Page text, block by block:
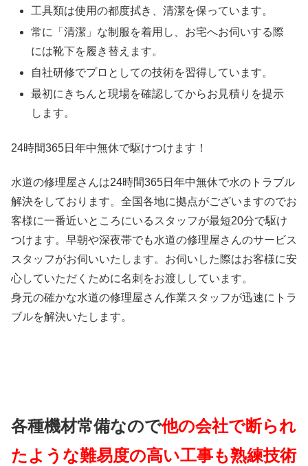
工具類は使用の都度拭き、清潔を保っています。
常に「清潔」な制服を着用し、お宅へお伺いする際
には靴下を履き替えます。
自社研修でプロとしての技術を習得しています。
最初にきちんと現場を確認してからお見積りを提示
します。
24時間365日 年中無休で駆けつけます！
水道の修理屋さんは24時間365日年中無休で水のトラブル
解決をしております。全国各地に拠点がございますのでお
客様に一番近いところにいるスタッフが最短20分で駆け
つけます。早朝や深夜帯でも水道の修理屋さんのサービス
スタッフがお伺いいたします。お伺いした際はお客様に安
心していただくために名刺をお渡ししています。
身元の確かな水道の修理屋さん作業スタッフが迅速にトラ
ブルを解決いたします。
各種機材常備なので他の会社で断られ
たような難易度の高い工事も熟練技術